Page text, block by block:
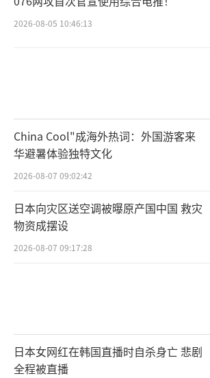
2026-08-05 10:46:13
China Cool"成海外热词：外国游客来
华避暑体验独特文化
2026-08-07 09:02:42
日本向灾区送空调被曝原产国中国 救灾
物资成摆设
2026-08-07 09:17:28
日本女网红在韩国直播时自杀身亡 悲剧
全程被直播